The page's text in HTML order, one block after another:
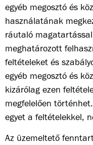
egyéb megosztó és
használatának
ráutaló
meghatározott
feltételeket és
egyéb megosztó és
kizárólag ezen
megfelelően
egyet a feltételekkel,
Az üzemeltető